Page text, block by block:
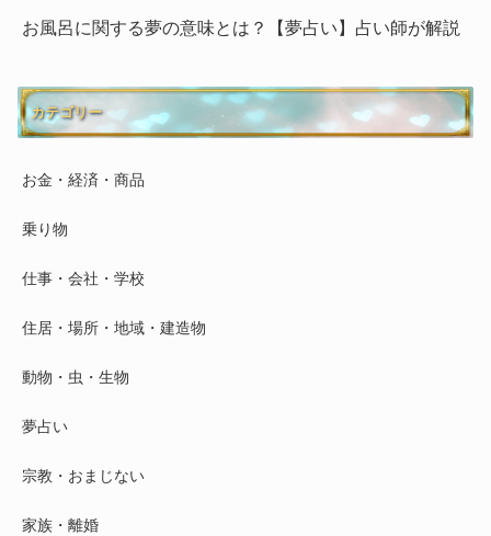
お風呂に関する夢の意味とは？【夢占い】占い師が解説
カテゴリー
お金・経済・商品
乗り物
仕事・会社・学校
住居・場所・地域・建造物
動物・虫・生物
夢占い
宗教・おまじない
家族・離婚